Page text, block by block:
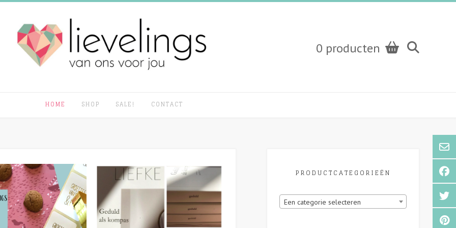
0 producten
HOME SHOP SALE! CONTACT
PRODUCTCATEGORIEËN
Een categorie selecteren